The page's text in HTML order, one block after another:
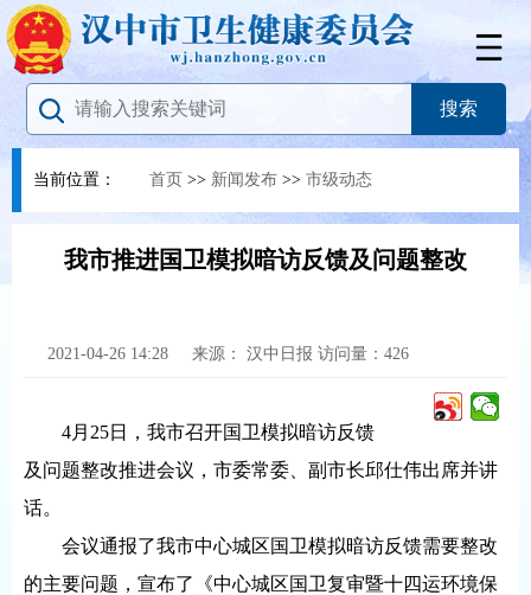
当前位置： 首页 >> 新闻发布 >> 市级动态
我市推进国卫模拟暗访反馈及问题整改
2021-04-26 14:28 来源： 汉中日报 访问量： 426
4月25日，我市召开国卫模拟暗访反馈
及问题整改推进会议，市委常委、副市长邱仕伟出席并讲
话。
会议通报了我市中心城区国卫模拟暗访反馈需要整改
的主要问题，宣布了《中心城区国卫复审暨十四运环境保